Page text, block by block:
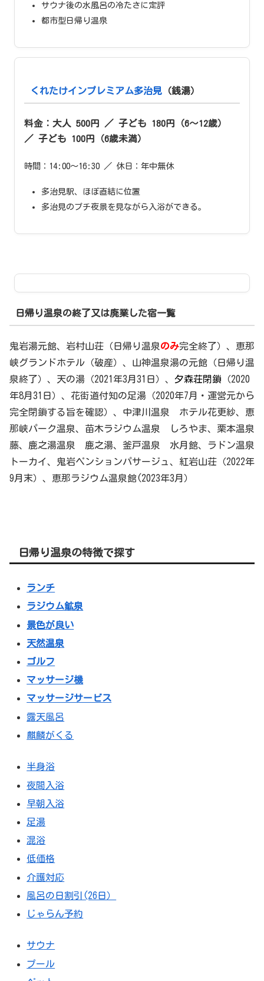
サウナ後の水風呂の冷たさに定評
都市型日帰り温泉
くれたけインプレミアム多治見（銭湯）
料金：大人 500円 ／ 子ども 180円（6〜12歳）
／ 子ども 100円（6歳未満）
時間：14:00〜16:30 ／ 休日：年中無休
多治見駅、ほぼ直結に位置
多治見のプチ夜景を見ながら入浴ができる。
日帰り温泉の終了又は廃業した宿一覧
鬼岩湯元館、岩村山荘（日帰り温泉のみ完全終了）、恵那
峡グランドホテル（破産）、山神温泉湯の元館（日帰り温
泉終了）、天の湯（2021年3月31日）、 夕森荘閉鎖 （2020
年8月31日）、花街道付知の足湯（2020年7月・運営元から
完全閉鎖する旨を確認）、中津川温泉 ホテル花更紗、恵
那峡パーク温泉、苗木ラジウム温泉 しろやま、栗本温泉
藤、鹿之湯温泉 鹿之湯、釜戸温泉 水月館、ラドン温泉
トーカイ、鬼岩ペンションパサージュ、紅岩山荘（2022年
9月末）、恵那ラジウム温泉館(2023年3月）
日帰り温泉の特徴で探す
ランチ
ラジウム鉱泉
景色が良い
天然温泉
ゴルフ
マッサージ機
マッサージサービス
露天風呂
麒麟がくる
半身浴
夜間入浴
早朝入浴
足湯
混浴
低価格
介護対応
風呂の日割引(26日）
じゃらん予約
サウナ
プール